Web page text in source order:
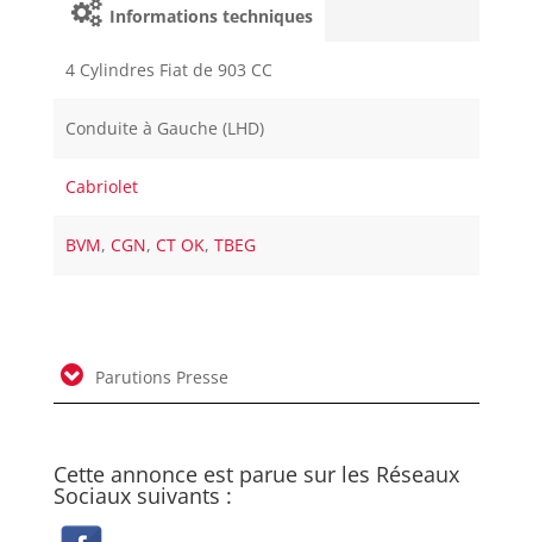
Informations techniques
4 Cylindres Fiat de 903 CC
Conduite à Gauche (LHD)
Cabriolet
BVM,CGN,CT OK,TBEG
Parutions Presse
Cette annonce est parue sur les Réseaux
Sociaux suivants :